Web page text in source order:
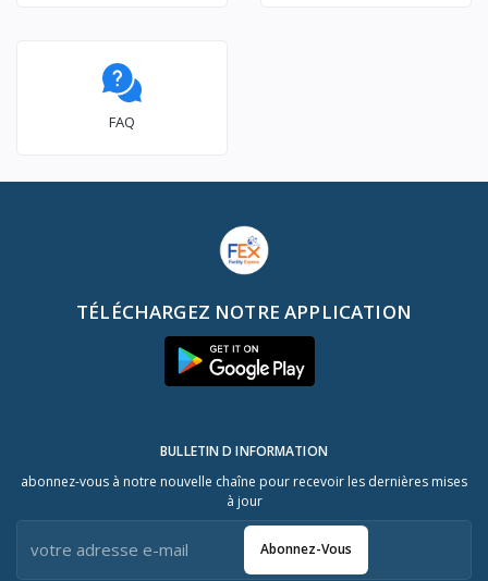
FAQ
TÉLÉCHARGEZ NOTRE APPLICATION
BULLETIN D INFORMATION
abonnez-vous à notre nouvelle chaîne pour recevoir les dernières mises
à jour
Abonnez-Vous